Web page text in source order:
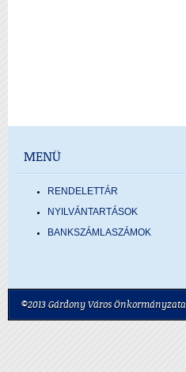
MENÜ
RENDELETTÁR
NYILVÁNTARTÁSOK
BANKSZÁMLASZÁMOK
©2013 Gárdony Város Önkormányzata